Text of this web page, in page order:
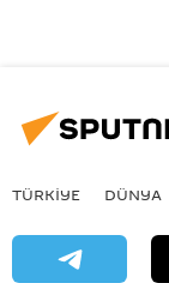
TÜRKIYE DÜNYA